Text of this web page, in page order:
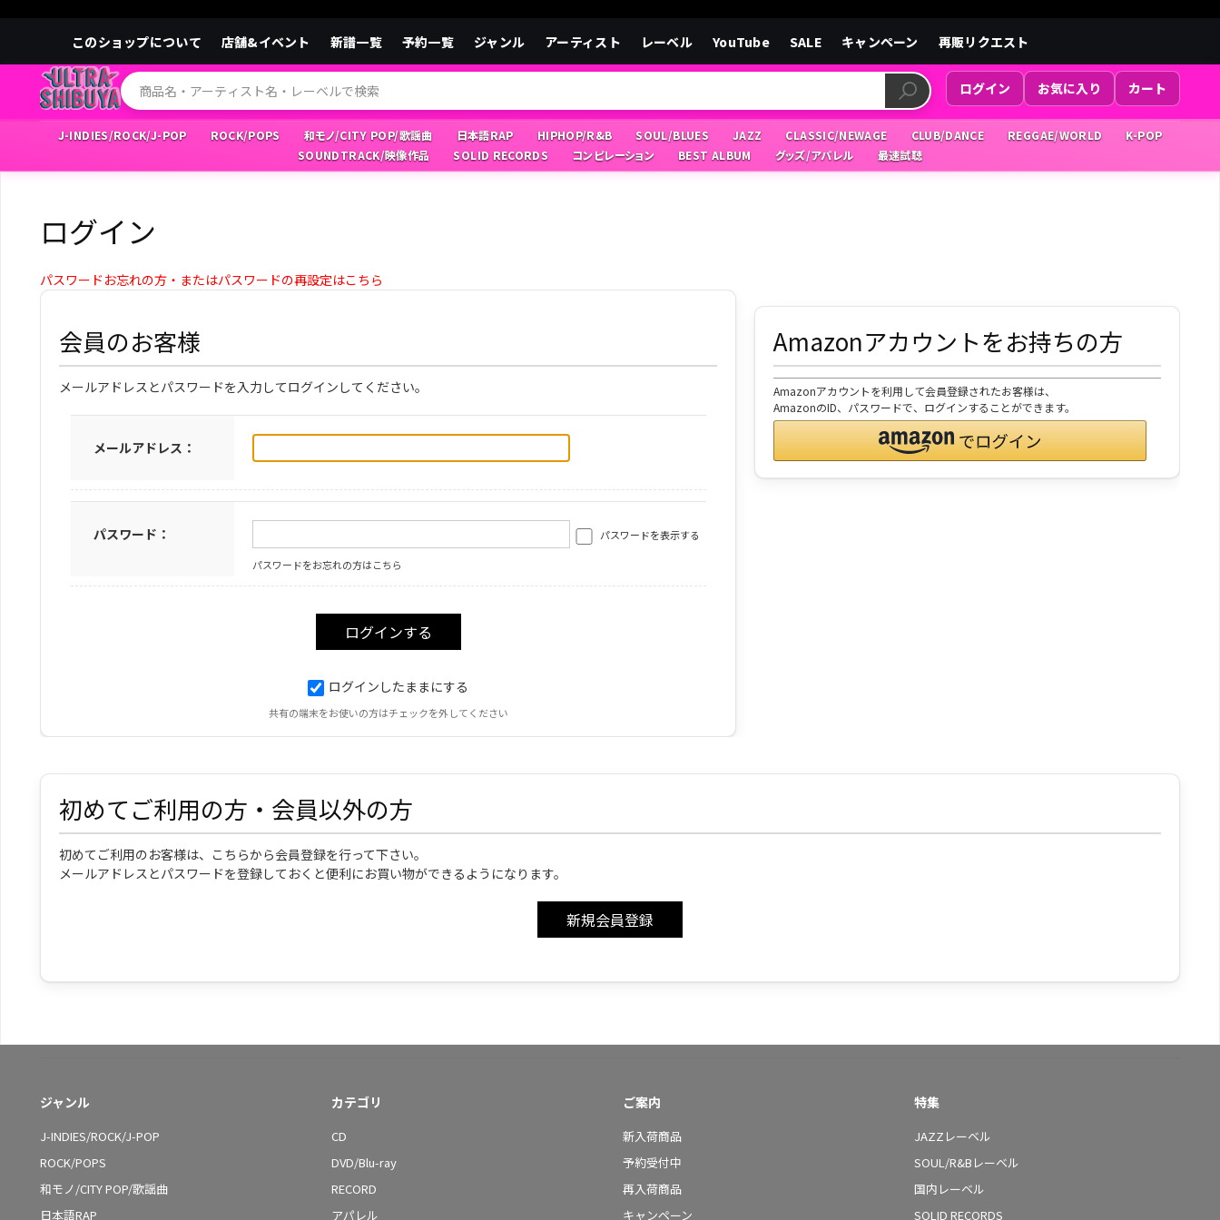
このショップについて 店舗&イベント 新譜一覧 予約一覧 ジャンル アーティスト レーベル YouTube SALE キャンペーン 再販リクエスト
ログイン お気に入り カート
J-INDIES/ROCK/J-POP ROCK/POPS 和モノ/CITY POP/歌謡曲 日本語RAP HIPHOP/R&B SOUL/BLUES JAZZ CLASSIC/NEWAGE CLUB/DANCE REGGAE/WORLD
K-POP
SOUNDTRACK/映像作品
SOLID RECORDS コンピレーション BEST ALBUM グッズ/アパレル 最速試聴
ログイン
パスワードお忘れの方・またはパスワードの再設定はこちら
会員のお客様
メールアドレスとパスワードを入力してログインしてください。
メールアドレス：
パスワード： パスワードを表示する
パスワードをお忘れの方はこちら
ログインしたままにする
共有の端末をお使いの方はチェックを外してください
Amazonアカウントをお持ちの方
Amazonアカウントを利用して会員登録されたお客様は、
AmazonのID、パスワードで、ログインすることができます。
初めてご利用の方・会員以外の方
初めてご利用のお客様は、こちらから会員登録を行って下さい。
メールアドレスとパスワードを登録しておくと便利にお買い物ができるようになります。
ジャンル
J-INDIES/ROCK/J-POP
ROCK/POPS
和モノ/CITY POP/歌謡曲
日本語RAP
カテゴリ
CD
DVD/Blu-ray
RECORD
アパレル
ご案内
新入荷商品
予約受付中
再入荷商品
キャンペーン
特集
JAZZレーベル
SOUL/R&Bレーベル
国内レーベル
SOLID RECORDS